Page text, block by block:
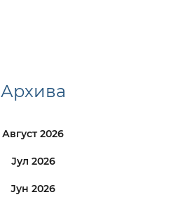
Архива
Август 2026
Јул 2026
Јун 2026